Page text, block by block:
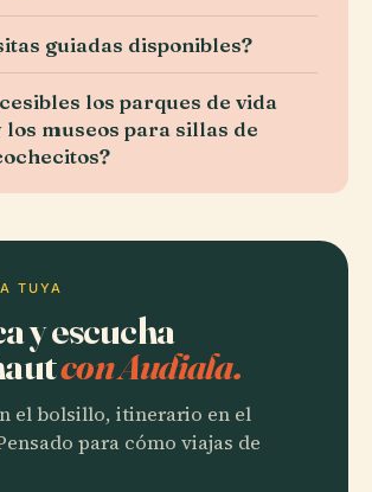
guiadas disponibles?
los parques de vida
museos para sillas de
TUYA
y escucha
con Audiala.
el bolsillo, itinerario en el
para cómo viajas de